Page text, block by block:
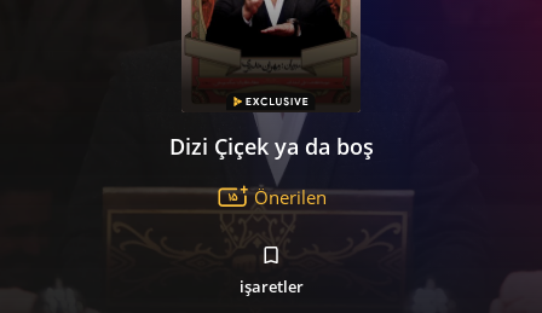
Dizi Çiçek ya da boş
Önerilen
işaretler